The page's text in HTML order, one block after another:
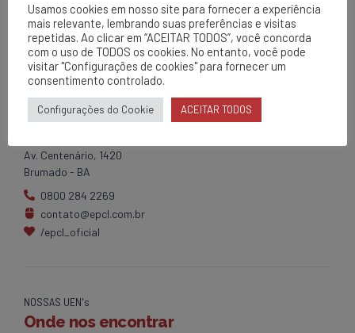
EPCL
Matriz
Av. Centenário, 1420
Brumado - BA
0800 284 2269
contato@epcl.com.br
/epcl_oficial
NOSSAS UEN's
Onde nos encontrar
Usamos cookies em nosso site para fornecer a experiência
mais relevante, lembrando suas preferências e visitas
repetidas. Ao clicar em “ACEITAR TODOS”, você concorda
com o uso de TODOS os cookies. No entanto, você pode
visitar "Configurações de cookies" para fornecer um
consentimento controlado.
Configurações do Cookie ACEITAR TODOS